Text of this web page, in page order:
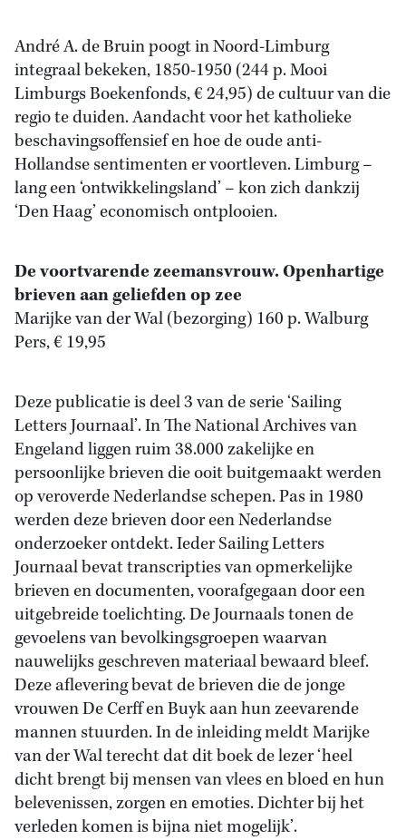
André A. de Bruin poogt in Noord-Limburg
integraal bekeken, 1850-1950 (244 p. Mooi
Limburgs Boekenfonds, € 24,95) de cultuur van die
regio te duiden. Aandacht voor het katholieke
beschavingsoffensief en hoe de oude anti-
Hollandse sentimenten er voortleven. Limburg –
lang een ‘ontwikkelingsland’ – kon zich dankzij
‘Den Haag’ economisch ontplooien.
De voortvarende zeemansvrouw. Openhartige
brieven aan geliefden op zee
Marijke van der Wal (bezorging) 160 p. Walburg
Pers, € 19,95
Deze publicatie is deel 3 van de serie ‘Sailing
Letters Journaal’. In The National Archives van
Engeland liggen ruim 38.000 zakelijke en
persoonlijke brieven die ooit buitgemaakt werden
op veroverde Nederlandse schepen. Pas in 1980
werden deze brieven door een Nederlandse
onderzoeker ontdekt. Ieder Sailing Letters
Journaal bevat transcripties van opmerkelijke
brieven en documenten, voorafgegaan door een
uitgebreide toelichting. De Journaals tonen de
gevoelens van bevolkingsgroepen waarvan
nauwelijks geschreven materiaal bewaard bleef.
Deze aflevering bevat de brieven die de jonge
vrouwen De Cerff en Buyk aan hun zeevarende
mannen stuurden. In de inleiding meldt Marijke
van der Wal terecht dat dit boek de lezer ‘heel
dicht brengt bij mensen van vlees en bloed en hun
belevenissen, zorgen en emoties. Dichter bij het
verleden komen is bijna niet mogelijk’.